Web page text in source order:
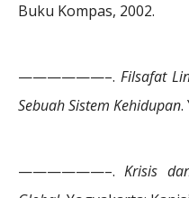
Buku Kompas, 2002.
——————–.Filsafat
Sebuah Sistem Kehidupan.
——————–.Krisis